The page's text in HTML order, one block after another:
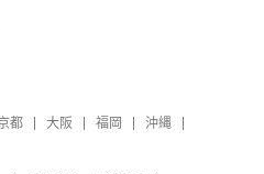
都 大阪 福岡 沖縄